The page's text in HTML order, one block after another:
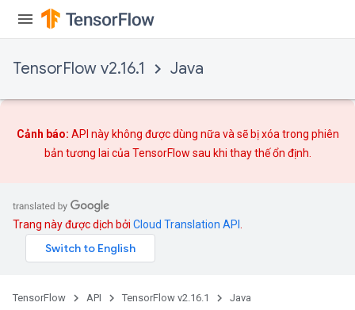
TensorFlow v2.16.1 Java
Cảnh báo: API này không được dùng nữa và sẽ bị xóa trong phiên
bản tương lai của TensorFlow sau khi thay thếổn định.
Trang này được dịch bởi Cloud Translation API
TensorFlow API TensorFlow v2.16.1 Java